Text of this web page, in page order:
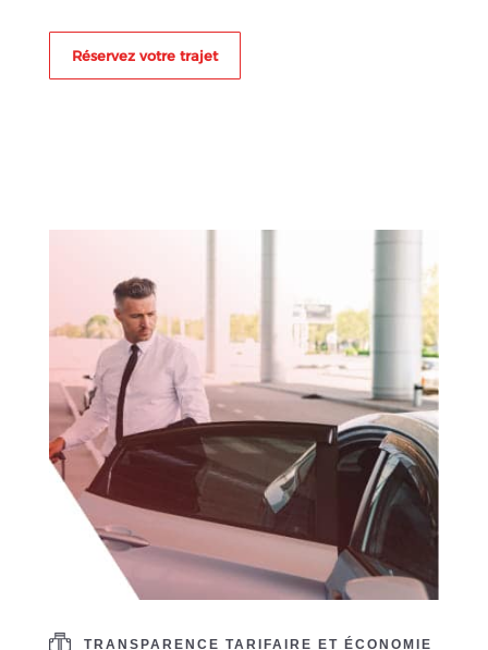
Réservez votre trajet
TRANSPARENCE TARIFAIRE ET ÉCONOMIE